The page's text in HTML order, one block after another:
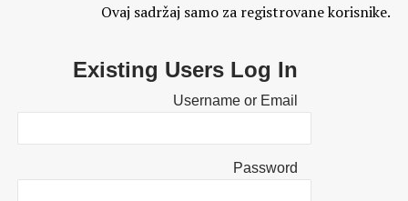
Ovaj sadržaj samo za registrovane korisnike.
Existing Users Log In
Username or Email
Password